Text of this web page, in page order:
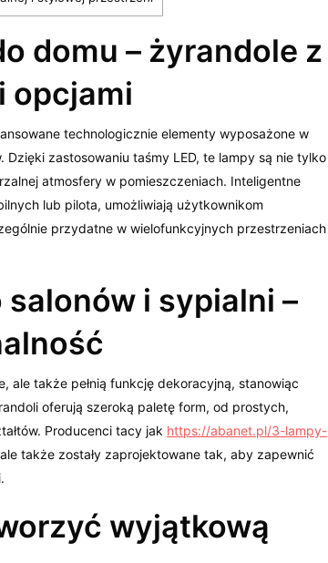
domu – żyrandole z
opcjami
technologicznie elementy wyposażone w
zastosowaniu taśmy LED, te lampy są nie tylko
atmosfery w pomieszczeniach. Inteligentne
lub pilota, umożliwiają użytkownikom
przydatne w wielofunkcyjnych przestrzeniach
i sypialni –
ale także pełnią funkcję dekoracyjną, stanowiąc
oferują szeroką paletę form, od prostych,
Producenci tacy jak https://abanet.pl/3-lampy-
także zostały zaprojektowane tak, aby zapewnić
wyjątkową